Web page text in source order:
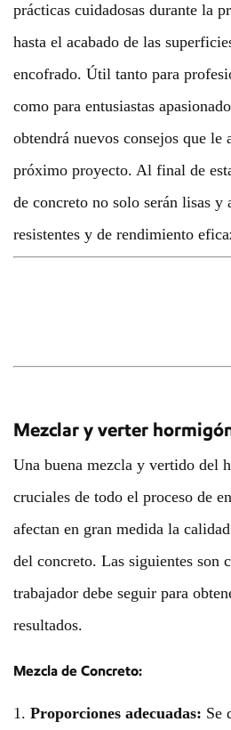
prácticas cuidadosas durante la
hasta el acabado de las
encofrado. Útil tanto para
como para entusiastas
obtendrá nuevos consejos que le
próximo proyecto. Al final de
de concreto no solo serán lisas y
resistentes y de rendimiento
Mezclar y verter
Una buena mezcla y vertido del
cruciales de todo el proceso de
afectan en gran medida la
del concreto. Las siguientes son
trabajador debe seguir para
resultados.
Mezcla de Concreto:
1. Proporciones adecuadas: Se